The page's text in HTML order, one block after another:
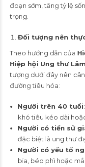
đoạn sớm, tăng tỷ lệ
trọng.
Đối tượng nên
Theo hướng dẫn của
Hiệp hội Ung thư
tượng dưới đây nên
đường tiêu hóa:
Người trên 40 tuổi
khó tiêu kéo dài
Người có tiền sử
đặc biệt là ung thư
Người có yếu tố
bia, béo phì hoặc